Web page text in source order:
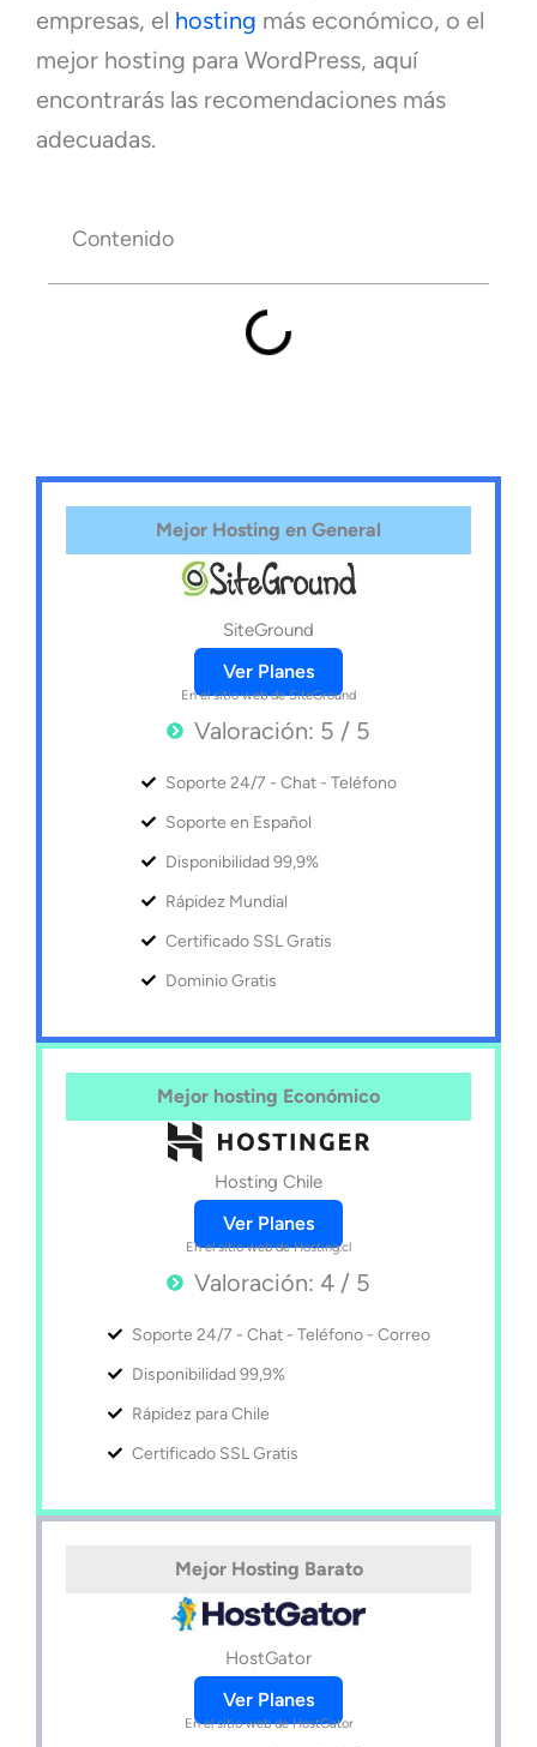
empresas, el hosting más económico, o el
mejor hosting para WordPress, aquí
encontrarás las recomendaciones más
adecuadas.
Contenido
Mejor Hosting en General
SiteGround
Ver Planes
En el sitio web de SiteGround
Valoración: 5 / 5
Soporte 24/7 - Chat - Teléfono
Soporte en Español
Disponibilidad 99,9%
Rápidez Mundial
Certificado SSL Gratis
Dominio Gratis
Mejor hosting Económico
Hosting Chile
Ver Planes
En el sitio web de Hosting.cl
Valoración: 4 / 5
Soporte 24/7 - Chat - Teléfono - Correo
Disponibilidad 99,9%
Rápidez para Chile
Certificado SSL Gratis
Mejor Hosting Barato
HostGator
Ver Planes
En el sitio web de HostGator